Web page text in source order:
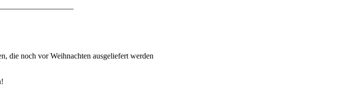
die noch vor Weihnachten ausgeliefert werden